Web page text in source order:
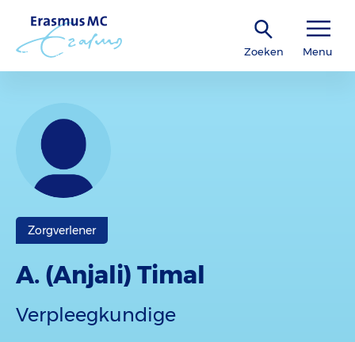
Zoeken Menu
Zorgverlener
A. (Anjali) Timal
Verpleegkundige